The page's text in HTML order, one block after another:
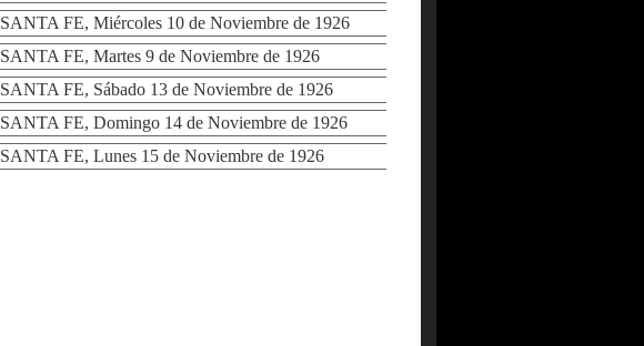
SANTA FE, Miércoles 10 de Noviembre de 1926
SANTA FE, Martes 9 de Noviembre de 1926
SANTA FE, Sábado 13 de Noviembre de 1926
SANTA FE, Domingo 14 de Noviembre de 1926
SANTA FE, Lunes 15 de Noviembre de 1926